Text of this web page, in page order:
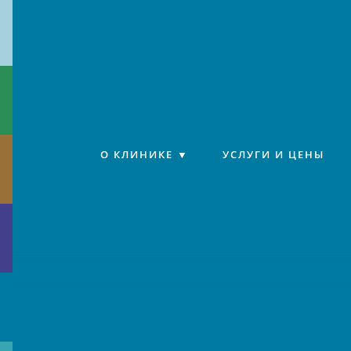
О КЛИНИКЕ УСЛУГИ И ЦЕНЫ